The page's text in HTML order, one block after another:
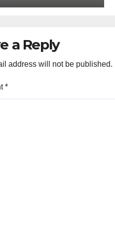
a Reply
address will not be published.
*